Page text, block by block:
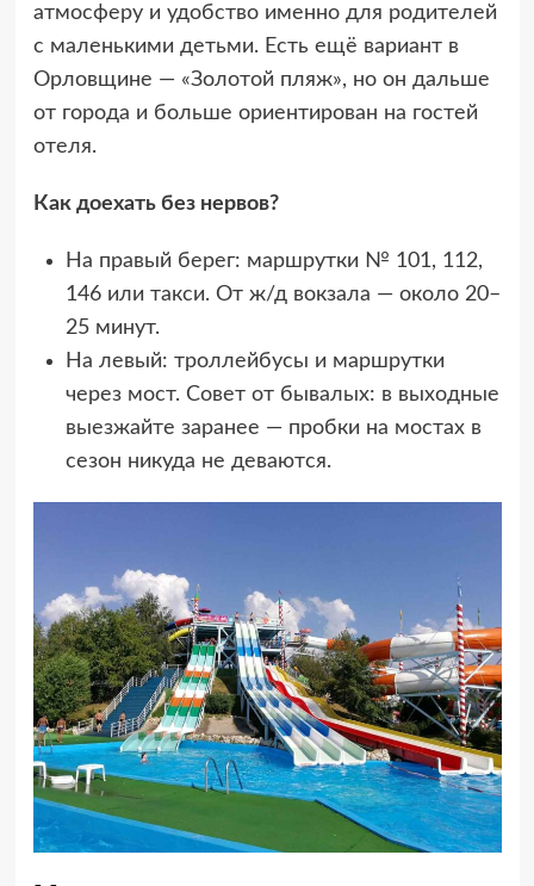
атмосферу и удобство именно для родителей
с маленькими детьми. Есть ещё вариант в
Орловщине — «Золотой пляж», но он дальше
от города и больше ориентирован на гостей
отеля.
Как доехать без нервов?
На правый берег: маршрутки № 101, 112,
146 или такси. От ж/д вокзала — около 20–
25 минут.
На левый: троллейбусы и маршрутки
через мост. Совет от бывалых: в выходные
выезжайте заранее — пробки на мостах в
сезон никуда не деваются.